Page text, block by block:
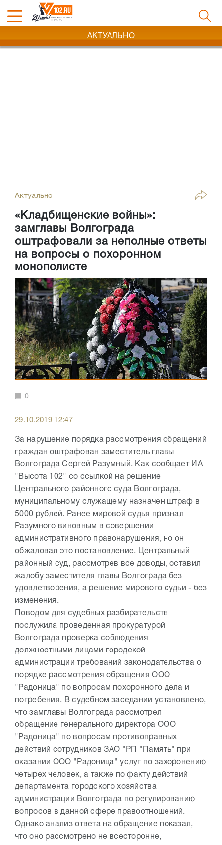
АКТУАЛЬНО
Актуально
«Кладбищенские войны»:
замглавы Волгограда
оштрафовали за неполные ответы
на вопросы о похоронном
монополисте
0
29.10.2019 12:47
За нарушение порядка рассмотрения обращений
граждан оштрафован заместитель главы
Волгограда Сергей Разумный. Как сообщает ИА
"Высота 102" со ссылкой на решение
Центрального районного суда Волгограда,
муниципальному служащему назначен штраф в
5000 рублей. Ранее мировой судья признал
Разумного виновным в совершении
административного правонарушения, но он
обжаловал это постановление. Центральный
районный суд, рассмотрев все доводы, оставил
жалобу заместителя главы Волгограда без
удовлетворения, а решение мирового судьи - без
изменения.
Поводом для судебных разбирательств
послужила проведенная прокуратурой
Волгограда проверка соблюдения
должностными лицами городской
администрации требований законодательства о
порядке рассмотрения обращения ООО
"Радоница" по вопросам похоронного дела и
погребения. В судебном заседании установлено,
что замглавы Волгограда рассмотрел
обращение генерального директора ООО
"Радоница" по вопросам противоправных
действий сотрудников ЗАО "РП "Память" при
оказании ООО "Радоница" услуг по захоронению
четырех человек, а также по факту действий
департамента городского хозяйства
администрации Волгограда по регулированию
вопросов в данной сфере правоотношений.
Однако анализ ответа на обращение показал,
что оно рассмотрено не всесторонне,